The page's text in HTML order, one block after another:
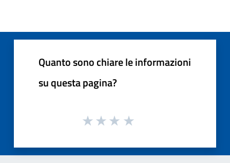
Quanto sono chiare le informazioni
su questa pagina?